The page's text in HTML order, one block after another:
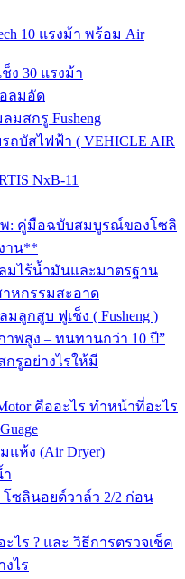
10 แรงม้า พร้อม Air
ง 30 แรงม้า
ลมอัด
มสกรู Fusheng
บัสไฟฟ้า ( VEHICLE AIR
NxB-11
: คู่มือฉบับสมบูรณ์ของโซลิ
าน**
มไร้น้ำมันและมาตรฐาน
หกรรมสะอาด
ลูกสูบ ฟูเช็ง ( Fusheng )
พสูง – ทนทานกว่า 10 ปี”
กรูอย่างไรให้มี
คืออะไร ทำหน้าที่อะไร
แห้ง (Air Dryer)
ำ
โซลินอยด์วาล์ว 2/2 ก่อน
ไร ? และ วิธีการตรวจเช็ค
งไร